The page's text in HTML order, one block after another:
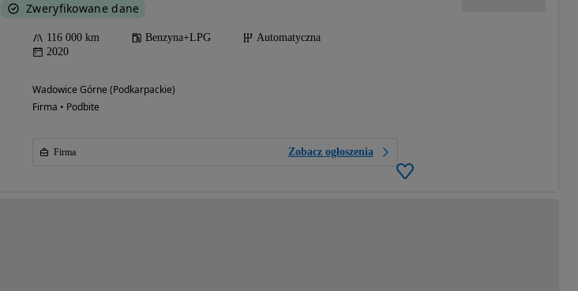
Zweryfikowane dane
116 000 km Benzyna+LPG
Automatyczna
2020
Wadowice Górne (Podkarpackie)
Firma • Podbite
Firma Zobacz ogłoszenia